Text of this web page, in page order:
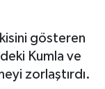
gösteren
Kumla ve
zorlaştırdı.